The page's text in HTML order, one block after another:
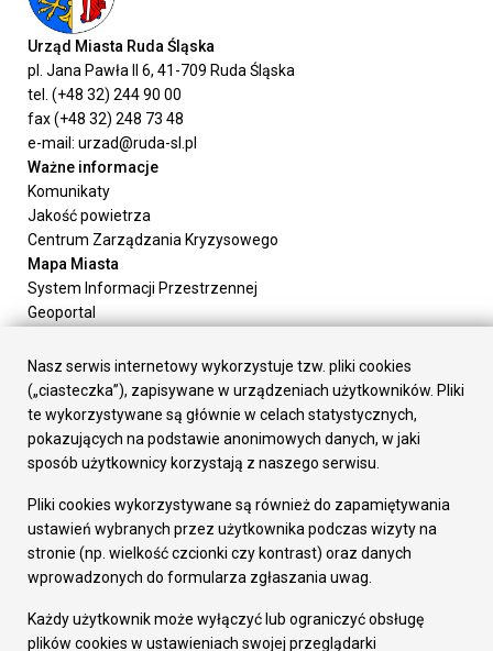
Urząd Miasta Ruda Śląska
pl. Jana Pawła II 6, 41-709 Ruda Śląska
tel. (+48 32) 244 90 00
fax (+48 32) 248 73 48
e-mail: urzad@ruda-sl.pl
Ważne informacje
Komunikaty
Jakość powietrza
Centrum Zarządzania Kryzysowego
Mapa Miasta
System Informacji Przestrzennej
Geoportal
Załatw sprawę
Prezydent Miasta
Rada Miasta
Wydziały
Elektroniczna Skrzynka Podawcza
Gospodarka
Fundusze europejskie
Środki krajowe
Oferty inwestycyjne
Pozostałe
Nasz serwis internetowy wykorzystuje tzw. pliki cookies
(„ciasteczka”), zapisywane w urządzeniach użytkowników. Pliki
te wykorzystywane są głównie w celach statystycznych,
pokazujących na podstawie anonimowych danych, w jaki
sposób użytkownicy korzystają z naszego serwisu.
Pliki cookies wykorzystywane są również do zapamiętywania
ustawień wybranych przez użytkownika podczas wizyty na
stronie (np. wielkość czcionki czy kontrast) oraz danych
wprowadzonych do formularza zgłaszania uwag.
Każdy użytkownik może wyłączyć lub ograniczyć obsługę
plików cookies w ustawieniach swojej przeglądarki